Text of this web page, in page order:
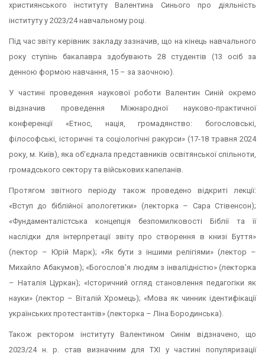
християнського інституту Валентина Синього про діяльність
інституту у 2023/24 навчальному році.
Під час звіту керівник закладу зазначив, що на кінець навчального
року ступінь бакалавра здобувають 28 студентів (13 осіб за
денною формою навчання, 15 – за заочною).
У частині проведення наукової роботи Валентин Синій окремо
відзначив проведення Міжнародної науково-практичної
конференції «Етнос, нація, громадянство: богословські,
філософські, історичні та соціологічні ракурси» (17-18 травня 2024
року, м. Київ), яка об’єднала представників освітянської спільноти,
громадського сектору та військових капеланів.
Протягом звітного періоду також проведено відкриті лекції:
«Вступ до біблійної апологетики» (лекторка – Сара Стівенсон);
«Фундаменталістська концепція безпомилковості Біблії та її
наслідки для інтерпретації звіту про створення в книзі Буття»
(лектор – Юрій Марк); «Як бути з іншими релігіями» (лектор –
Михайло Абакумов); «Богослов’я людям з інвалідністю» (лекторка
– Наталія Цуркан); «Історичний огляд становлення педагогіки як
науки» (лектор – Віталій Хромець); «Мова як чинник ідентифікації
українських протестантів» (лекторка – Ліна Бородинська).
Також ректором інституту Валентином Синім відзначено, що
2023/24 н. р. став визначним для ТХІ у частині популяризації